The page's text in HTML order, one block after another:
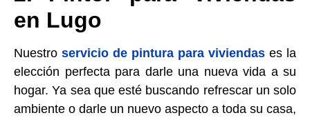
en Lugo
Nuestro servicio de pintura para viviendas es la
elección perfecta para darle una nueva vida a su
hogar. Ya sea que esté buscando refrescar un solo
ambiente o darle un nuevo aspecto a toda su casa,